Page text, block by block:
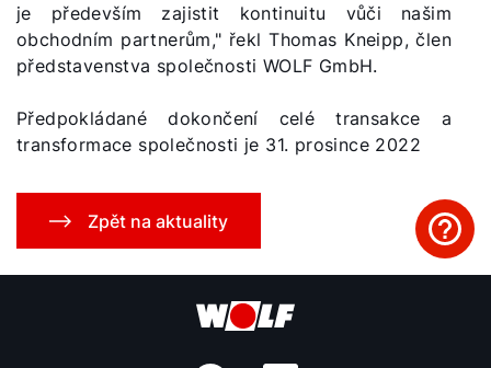
je především zajistit kontinuitu vůči našim
obchodním partnerům," řekl Thomas Kneipp, člen
představenstva společnosti WOLF GmbH.
Předpokládané dokončení celé transakce a
transformace společnosti je 31. prosince 2022
Zpět na aktuality